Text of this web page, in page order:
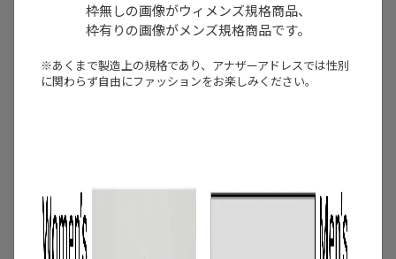
枠無しの画像がウィメンズ規格商品、
枠有りの画像がメンズ規格商品です。
※あくまで製造上の規格であり、アナザーアドレスでは性別
に関わらず自由にファッションをお楽しみください。